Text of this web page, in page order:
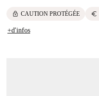
lock CAUTION PROTÉGÉE euro
+d'infos